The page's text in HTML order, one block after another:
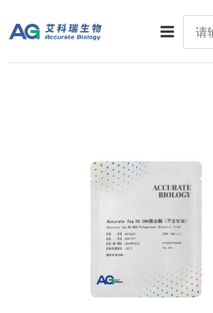
容
Main
Menu
for: